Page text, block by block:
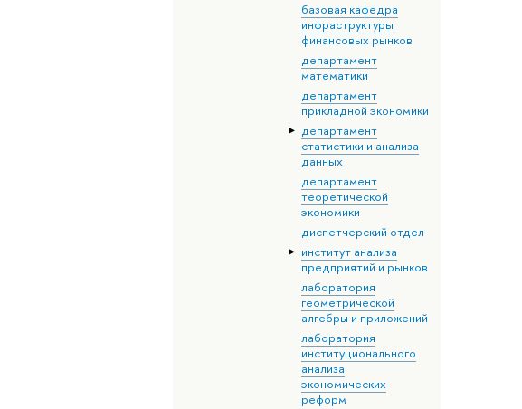
базовая кафедра
инфраструктуры
финансовых рынков
департамент
математики
департамент
прикладной экономики
департамент
статистики и анализа
данных
департамент
теоретической
экономики
диспетчерский отдел
институт анализа
предприятий и рынков
лаборатория
геометрической
алгебры и приложений
лаборатория
институционального
анализа
экономических
реформ